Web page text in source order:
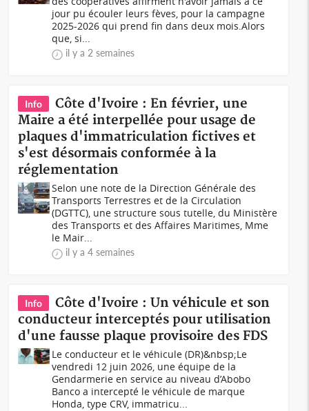
jour pu écouler leurs fèves, pour la campagne
2025-2026 qui prend fin dans deux mois.Alors
que, si...
il y a 2 semaines
Info
Côte d'Ivoire : En février, une
Maire a été interpellée pour usage de
plaques d'immatriculation fictives et
s'est désormais conformée à la
réglementation
Selon une note de la Direction Générale des
Transports Terrestres et de la Circulation
(DGTTC), une structure sous tutelle, du Ministère
des Transports et des Affaires Maritimes, Mme
le Mair...
il y a 4 semaines
Info
Côte d'Ivoire : Un véhicule et son
conducteur interceptés pour utilisation
d'une fausse plaque provisoire des FDS
Le conducteur et le véhicule (DR)&nbsp;Le
vendredi 12 juin 2026, une équipe de la
Gendarmerie en service au niveau d’Abobo
Banco a intercepté le véhicule de marque
Honda, type CRV, immatricu...